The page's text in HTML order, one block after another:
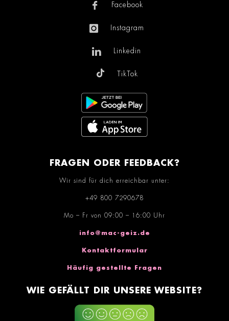
Facebook
Instagram
Linkedin
TikTok
FRAGEN ODER FEEDBACK?
Wir sind für dich erreichbar unter:
+49 800 7290678
Mo – Fr von 09:00 – 16:00 Uhr
info@mac-geiz.de
Kontaktformular
Häufig gestellte Fragen
WIE GEFÄLLT DIR UNSERE WEBSITE?